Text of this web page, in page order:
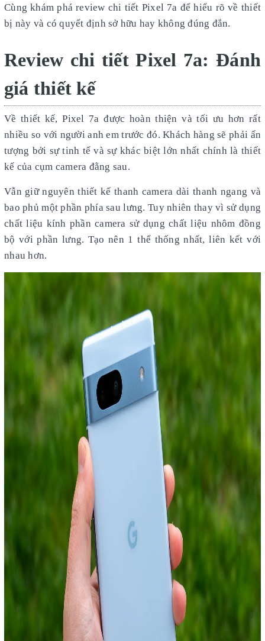
Cùng khám phá review chi tiết Pixel 7a để hiểu rõ về thiết
bị này và có quyết định sở hữu hay không đúng đắn.
Review chi tiết Pixel 7a: Đánh
giá thiết kế
Về thiết kế, Pixel 7a được hoàn thiện và tối ưu hơn rất
nhiều so với người anh em trước đó. Khách hàng sẽ phải ấn
tượng bởi sự tinh tế và sự khác biệt lớn nhất chính là thiết
kế của cụm camera đằng sau.
Vẫn giữ nguyên thiết kế thanh camera dài thanh ngang và
bao phủ một phần phía sau lưng. Tuy nhiên thay vì sử dụng
chất liệu kính phần camera sử dụng chất liệu nhôm đồng
bộ với phần lưng. Tạo nên 1 thể thống nhất, liên kết với
nhau hơn.